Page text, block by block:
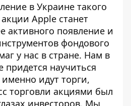
в Украине такого
Apple станет
активного появление и
фондового
у нас в стране. Нам в
научиться
идут торги,
торговли акциями был
инвесторов. Мы